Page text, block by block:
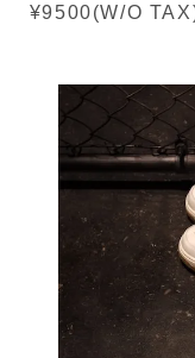
¥9500(W/O